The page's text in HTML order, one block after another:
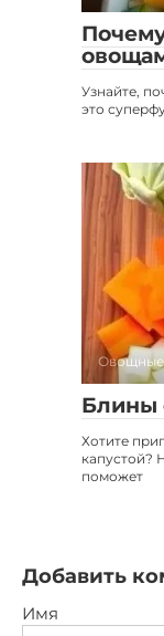
Узнайте,
это
Блины
Хотите
капустой?
поможет
Добавить
Имя